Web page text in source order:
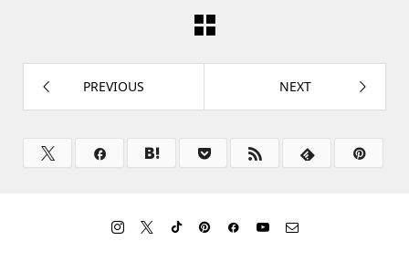
PREVIOUS NEXT